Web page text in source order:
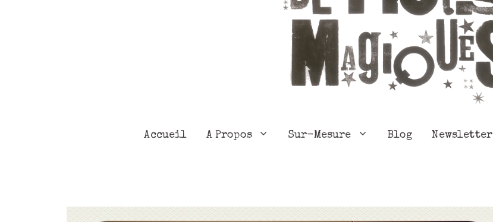
Accueil A Propos Sur-Mesure Blog Newsletter